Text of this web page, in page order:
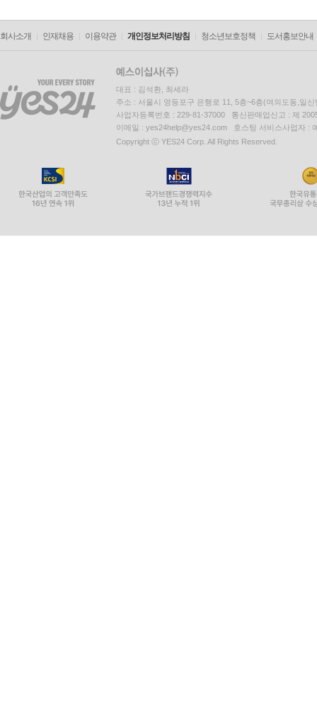
회사소개 인재채용 이용약관 개인정보처리방침 청소년보호정책 도서홍보안내
대표 : 김석환, 최세라
주소 : 서울시 영등포구 은행로 11, 5층~6층(여의도동,일신
사업자등록번호 : 229-81-37000 통신판매업신고 : 제
이메일 : yes24help@yes24.com 호스팅 서비스사업자 :
Copyright ⓒ YES24 Corp. All Rights Reserved.